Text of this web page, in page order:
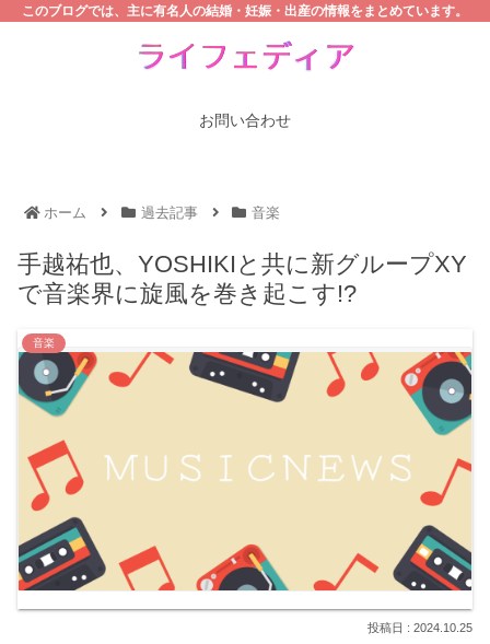
このブログでは、主に有名人の結婚・妊娠・出産の情報をまとめています。
お問い合わせ
ホーム 過去記事 音楽
手越祐也、YOSHIKIと共に新グループXY
で音楽界に旋風を巻き起こす!?
音楽
2024.10.25